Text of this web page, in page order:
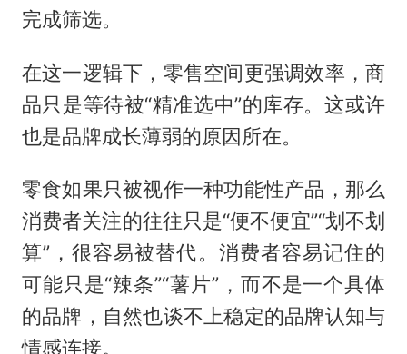
完成筛选。
在这一逻辑下，零售空间更强调效率，商
品只是等待被“精准选中”的库存。这或许
也是品牌成长薄弱的原因所在。
零食如果只被视作一种功能性产品，那么
消费者关注的往往只是“便不便宜”“划不划
算”，很容易被替代。消费者容易记住的
可能只是“辣条”“薯片”，而不是一个具体
的品牌，自然也谈不上稳定的品牌认知与
情感连接。